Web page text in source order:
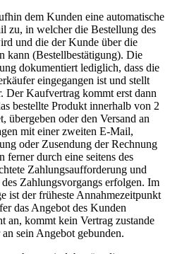
dem Kunden eine automatische
zu, in welcher die Bestellung des
und die der Kunde über die
kann (Bestellbestätigung). Die
dokumentiert lediglich, dass die
eingegangen ist und stellt
Der Kaufvertrag kommt erst dann
bestellte Produkt innerhalb von 2
übergeben oder den Versand an
mit einer zweiten E-Mail,
oder Zusendung der Rechnung
ferner durch eine seitens des
Zahlungsaufforderung und
Zahlungsvorgangs erfolgen. Im
ist der früheste Annahmezeitpunkt
das Angebot des Kunden
an, kommt kein Vertrag zustande
sein Angebot gebunden.